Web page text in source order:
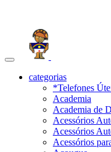
Toggle
navigationcategorias
*Telefones
Academia
Academia de
Acessórios
Acessórios
Acessórios